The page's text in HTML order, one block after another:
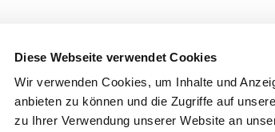
Diese Webseite verwendet Cookies
Wir verwenden Cookies, um Inhalte und
anbieten zu können und die Zugriffe auf
zu Ihrer Verwendung unserer Website an